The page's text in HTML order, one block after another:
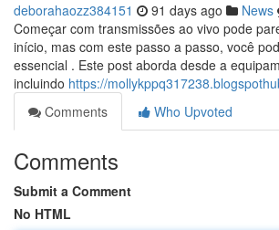
deborahaozz384151 91 days ago News
Começar com transmissões ao vivo pode
início, mas com este passo a passo, você
essencial . Este post aborda desde a
incluindo https://
Comments
Who Upvoted
Comments
Submit a Comment
No HTML